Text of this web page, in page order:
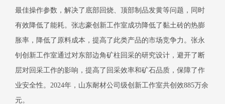
最佳操作参数，解决了底部回烧、顶部制品发黄等问题，同时
有效降低了能耗。张志豪创新工作室成功降低了黏土砖的热膨
胀率，降低了原料成本，提高了此类产品的市场竞争力。张永
钊创新工作室通过对东部边角矿柱回采的研究设计，避开了断
层对回采工作的影响，提高了回采效率和矿石品质，保障了作
业安全性。2024年，山东耐材公司级创新工作室共创效885万余
元。